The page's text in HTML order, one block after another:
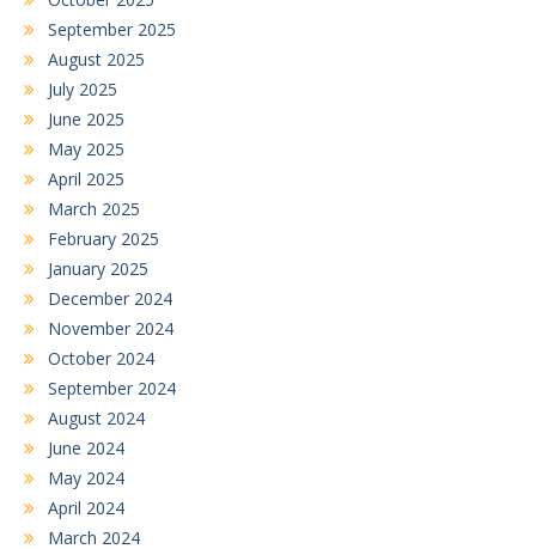
September 2025
August 2025
July 2025
June 2025
May 2025
April 2025
March 2025
February 2025
January 2025
December 2024
November 2024
October 2024
September 2024
August 2024
June 2024
May 2024
April 2024
March 2024